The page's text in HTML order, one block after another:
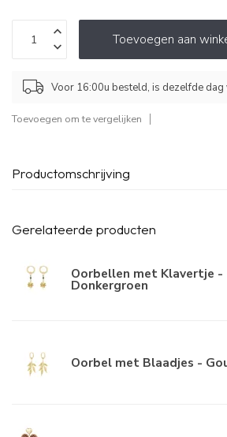
Toevoegen aan
Voor 16:00u besteld, is dezelfde dag
Toevoegen om te vergelijken
Productomschrijving
Gerelateerde producten
Oorbellen met Klavertje -
Donkergroen
Oorbel met Blaadjes -